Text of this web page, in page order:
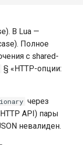
В Lua —
Полное
с shared-
§ «HTTP-опции:
через
API) пары
невалиден.